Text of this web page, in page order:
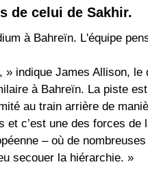
de celui de Sakhir.
à Bahreïn. L'équipe
indique James Allison, le
à Bahreïn. La piste
au train arrière de
c’est une des forces de
– où de
secouer la hiérarchie. »